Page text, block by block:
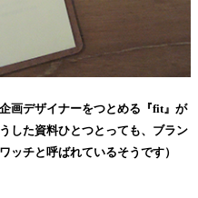
画デザイナーをつとめる『fit』が
した資料ひとつとっても、ブラン
ッチと呼ばれているそうです）